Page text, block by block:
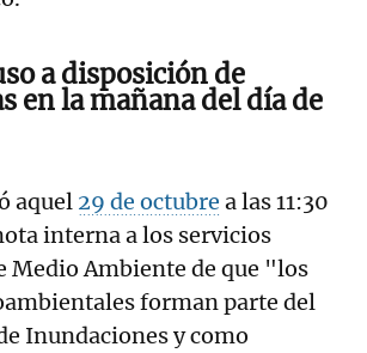
a disposición de
en la mañana del día de
aquel 29 de octubre a las 11:30
interna a los servicios
Medio Ambiente de que "los
forman parte del
Inundaciones y como